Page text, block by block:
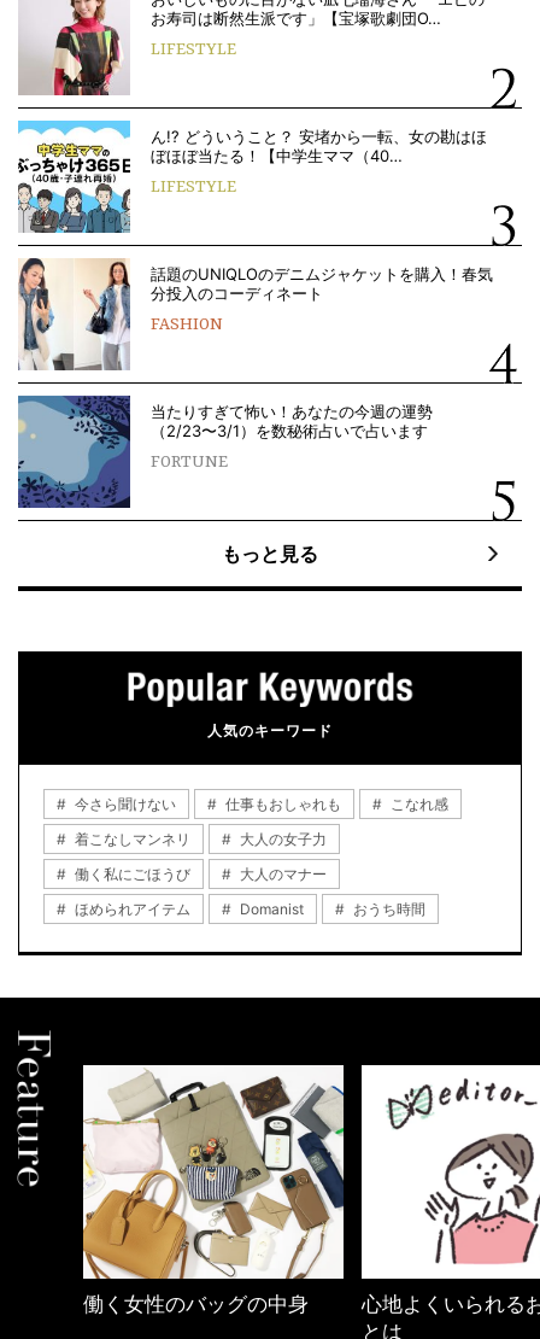
お寿司は断然生派です」【宝塚歌劇団O…
LIFESTYLE
ん!? どういうこと？ 安堵から一転、女の勘はほ
ぼほぼ当たる！【中学生ママ（40…
LIFESTYLE
話題のUNIQLOのデニムジャケットを購入！春気
分投入のコーディネート
FASHION
当たりすぎて怖い！あなたの今週の運勢
（2/23〜3/1）を数秘術占いで占います
FORTUNE
もっと見る
人気のキーワード
今さら聞けない 仕事もおしゃれも
こなれ感
着こなしマンネリ
大人の女子力
働く私にごほうび
大人のマナー
ほめられアイテム
Domanist おうち時間
心地よくいられるおしゃれ
40代の小顔メイク